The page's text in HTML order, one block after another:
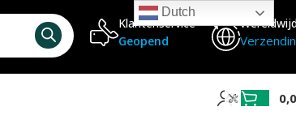
Klantenservice
Geopend
Dutch